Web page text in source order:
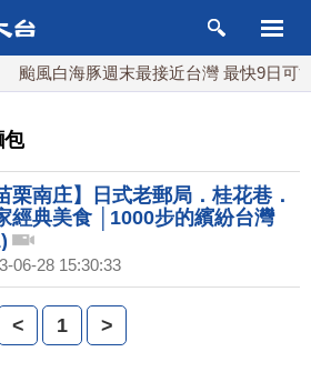
颱風白海豚週末最接近台灣 最快9日可能
包
栗南庄】日式老郵局．桂花巷．
經典美食 │1000步的繽紛台灣
06-28 15:30:33
< 1 >